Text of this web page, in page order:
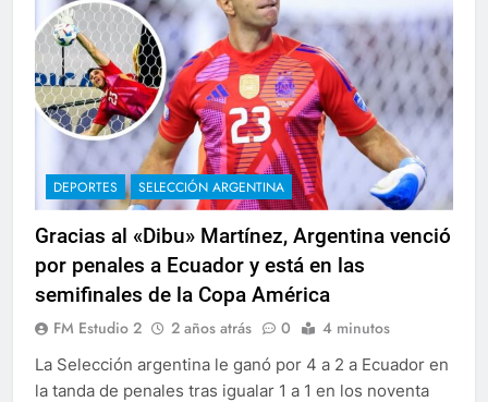
DEPORTES SELECCIÓN ARGENTINA
Gracias al «Dibu» Martínez, Argentina venció
por penales a Ecuador y está en las
semifinales de la Copa América
FM Estudio 2 2 años atrás 0 4 minutos
La Selección argentina le ganó por 4 a 2 a Ecuador en
la tanda de penales tras igualar 1 a 1 en los noventa